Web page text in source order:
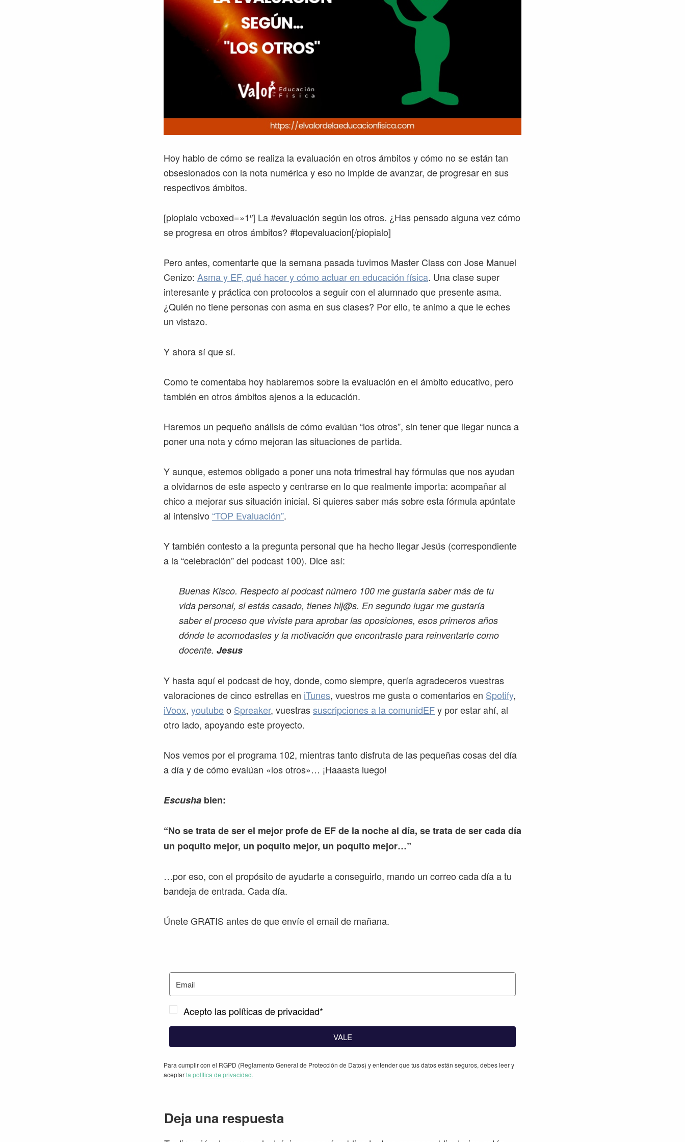
Hoy hablo de cómo se realiza la evaluación en otros ámbitos y cómo no se están tan
obsesionados con la nota numérica y eso no impide de avanzar, de progresar en sus
respectivos ámbitos.
[piopialo vcboxed=»1″] La #evaluación según los otros. ¿Has pensado alguna vez cómo
se progresa en otros ámbitos? #topevaluacion[/piopialo]
Pero antes, comentarte que la semana pasada tuvimos Master Class con Jose Manuel
Cenizo: Asma y EF, qué hacer y cómo actuar en educación física. Una clase super
interesante y práctica con protocolos a seguir con el alumnado que presente asma.
¿Quién no tiene personas con asma en sus clases? Por ello, te animo a que le eches
un vistazo.
Y ahora sí que sí.
Como te comentaba hoy hablaremos sobre la evaluación en el ámbito educativo, pero
también en otros ámbitos ajenos a la educación.
Haremos un pequeño análisis de cómo evalúan “los otros”, sin tener que llegar nunca a
poner una nota y cómo mejoran las situaciones de partida.
Y aunque, estemos obligado a poner una nota trimestral hay fórmulas que nos ayudan
a olvidarnos de este aspecto y centrarse en lo que realmente importa: acompañar al
chico a mejorar sus situación inicial. Si quieres saber más sobre esta fórmula apúntate
al intensivo “TOP Evaluación”.
Y también contesto a la pregunta personal que ha hecho llegar Jesús (correspondiente
a la “celebración” del podcast 100). Dice así:
Buenas Kisco. Respecto al podcast número 100 me gustaría saber más de tu
vida personal, si estás casado, tienes hij@s. En segundo lugar me gustaría
saber el proceso que viviste para aprobar las oposiciones, esos primeros años
dónde te acomodastes y la motivación que encontraste para reinventarte como
docente. Jesus
Y hasta aquí el podcast de hoy, donde, como siempre, quería agradeceros vuestras
valoraciones de cinco estrellas en iTunes, vuestros me gusta o comentarios en Spotify,
iVoox, youtubeo Spreaker, vuestrassuscripciones a la comunidEFy por estar ahí, al
otro lado, apoyando este proyecto.
Nos vemos por el programa 102, mientras tanto disfruta de las pequeñas cosas del día
a día y de cómo evalúan «los otros»… ¡Haaasta luego!
Escusha bien:
“No se trata de ser el mejor profe de EF de la noche al día, se trata de ser cada día
un poquito mejor, un poquito mejor, un poquito mejor…”
…por eso, con el propósito de ayudarte a conseguirlo, mando un correo cada día a tu
bandeja de entrada. Cada día.
Únete GRATIS antes de que envíe el email de mañana.
Acepto las políticas de privacidad*
VALE
Para cumplir con el RGPD (Reglamento General de Protección de Datos) y entender que tus datos están seguros, debes leer y
aceptarla política de privacidad.
Interacciones
con
Deja una respuesta